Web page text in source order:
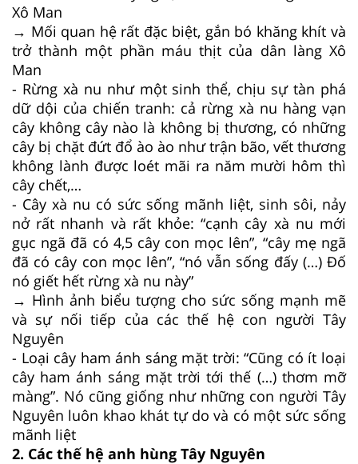
Xô Man
→ Mối quan hệ rất đặc biệt, gắn bó khăng khít và
trở thành một phần máu thịt của dân làng Xô
Man
- Rừng xà nu như một sinh thể, chịu sự tàn phá
dữ dội của chiến tranh: cả rừng xà nu hàng vạn
cây không cây nào là không bị thương, có những
cây bị chặt đứt đổ ào ào như trận bão, vết thương
không lành được loét mãi ra năm mười hôm thì
cây chết,…
- Cây xà nu có sức sống mãnh liệt, sinh sôi, nảy
nở rất nhanh và rất khỏe: “cạnh cây xà nu mới
gục ngã đã có 4,5 cây con mọc lên”, “cây mẹ ngã
đã có cây con mọc lên”, “nó vẫn sống đấy (…) Đố
nó giết hết rừng xà nu này”
→ Hình ảnh biểu tượng cho sức sống mạnh mẽ
và sự nối tiếp của các thế hệ con người Tây
Nguyên
- Loại cây ham ánh sáng mặt trời: “Cũng có ít loại
cây ham ánh sáng mặt trời tới thế (…) thơm mỡ
màng”. Nó cũng giống như những con người Tây
Nguyên luôn khao khát tự do và có một sức sống
mãnh liệt
2. Các thế hệ anh hùng Tây Nguyên